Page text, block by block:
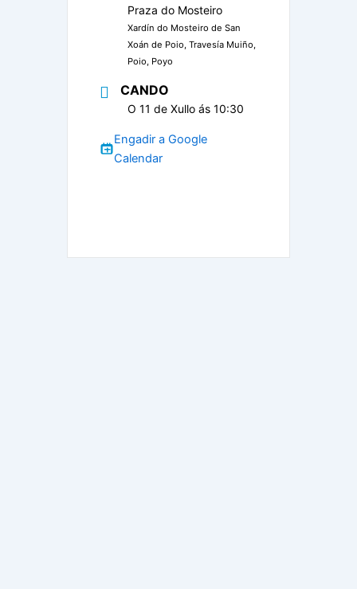
Praza do Mosteiro
Xardín do Mosteiro de San
Xoán de Poio, Travesía Muiño,
Poio, Poyo
CANDO
O 11 de Xullo ás 10:30
Engadir a Google
Calendar